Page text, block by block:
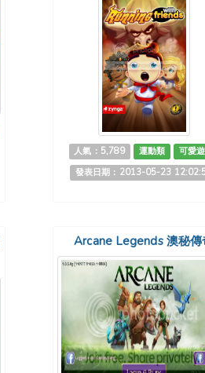
人氣：5,789 運動類
可愛
發表日期：2013-05-23
Arcane Legends 澳秘傳